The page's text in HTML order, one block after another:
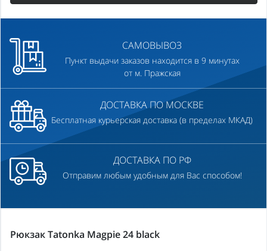
САМОВЫВОЗ
Пункт выдачи заказов находится в 9 минутах
от м. Пражская
ДОСТАВКА ПО МОСКВЕ
Бесплатная курьерская доставка (в пределах МКАД)
ДОСТАВКА ПО РФ
Отправим любым удобным для Вас способом!
Рюкзак Tatonka Magpie 24 black